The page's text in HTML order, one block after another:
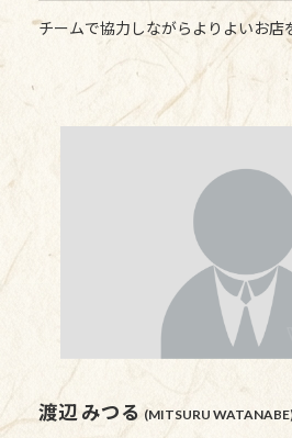
チームで協力しながらよりよいお店
渡辺 みつる (MITSURU